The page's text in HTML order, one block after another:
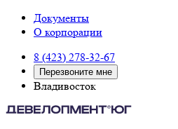
Документы
О корпорации
8 (423) 278-32-67
Перезвоните мне
Владивосток